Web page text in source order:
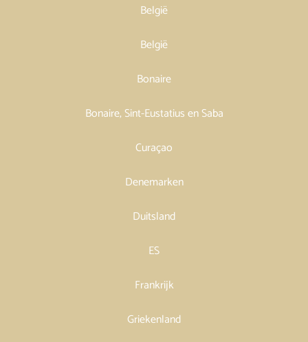
België
België
Bonaire
Bonaire, Sint-Eustatius en Saba
Curaçao
Denemarken
Duitsland
ES
Frankrijk
Griekenland